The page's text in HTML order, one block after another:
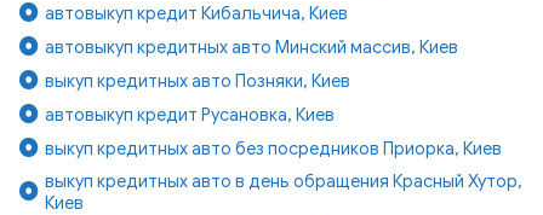
автовыкуп кредит Кибальчича, Киев
автовыкуп кредитных авто Минский массив, Киев
выкуп кредитных авто Позняки, Киев
автовыкуп кредит Русановка, Киев
выкуп кредитных авто без посредников Приорка, Киев
выкуп кредитных авто в день обращения Красный Хутор,
Киев